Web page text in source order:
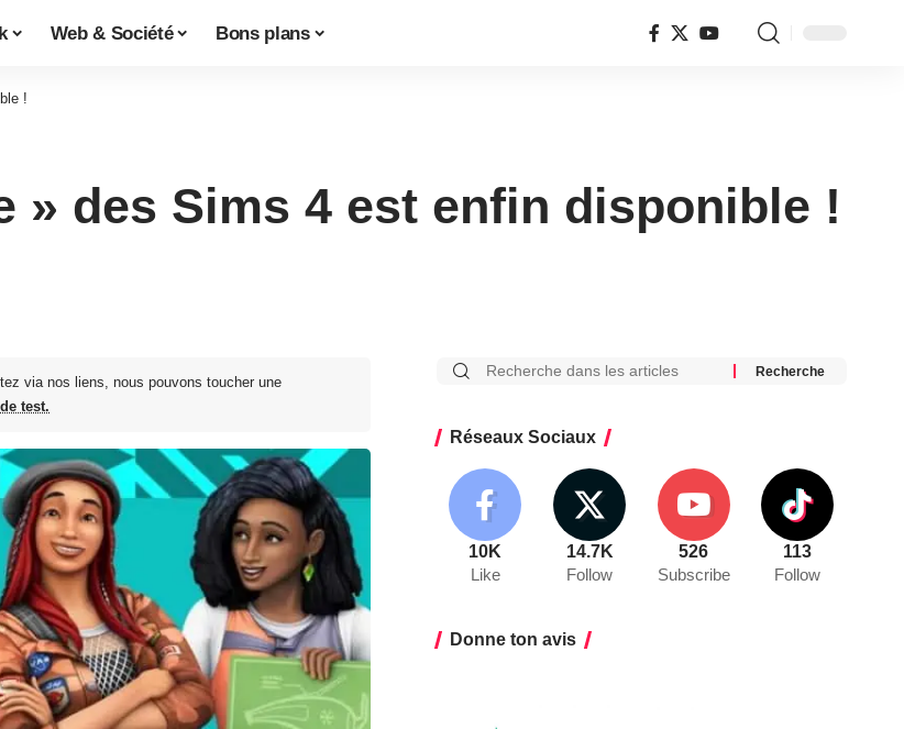
Web & Société Bons plans
!
» des Sims 4 est enfin disponible !
via nos liens, nous pouvons toucher une
test.
Réseaux Sociaux
10K
Like
14.7K
Follow
526
Subscribe
113
Follow
Donne ton avis